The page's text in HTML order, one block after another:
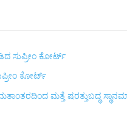
ಸುಪ್ರೀಂ ಕೋರ್ಟ್‌
ಕೋರ್ಟ್‌
ಮತ್ತೆ ಷರತ್ತುಬದ್ಧ